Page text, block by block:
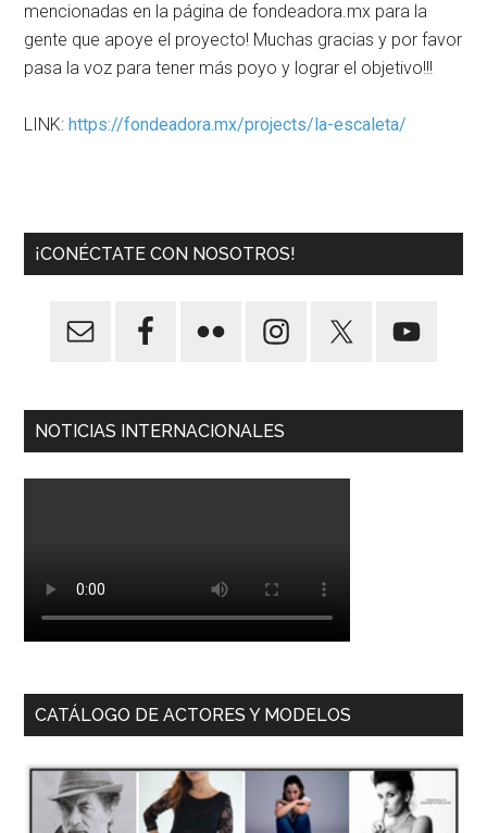
mencionadas en la página de fondeadora.mx para la
gente que apoye el proyecto! Muchas gracias y por favor
pasa la voz para tener más poyo y lograr el objetivo!!!
LINK:https://fondeadora.mx/projects/la-escaleta/
¡CONÉCTATE CON NOSOTROS!
NOTICIAS INTERNACIONALES
CATÁLOGO DE ACTORES Y MODELOS